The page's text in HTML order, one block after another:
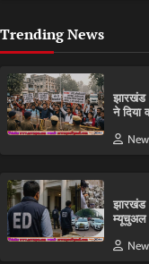
Trending News
झारखंड
ने दिया
झारखंड